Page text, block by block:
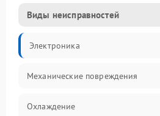
Виды неисправностей
Электроника
Механические повреждения
Охлаждение